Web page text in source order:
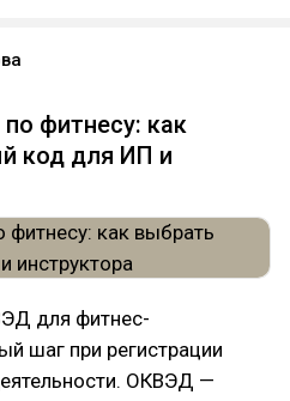
фитнесу: как
код для ИП и
для фитнес-
шаг при регистрации
ОКВЭД —